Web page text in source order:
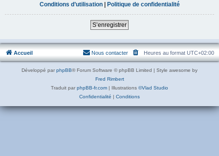
Conditions d’utilisation| Politique de confidentialité
S’enregistrer
Accueil Heures au format UTC+02:00
Nous contacter
Développé par phpBB® Forum Software © phpBB Limited | Style awesome by
Fred Rimbert
Traduit par phpBB-fr.com | Illustrations ©Vlad Studio
Confidentialité | Conditions